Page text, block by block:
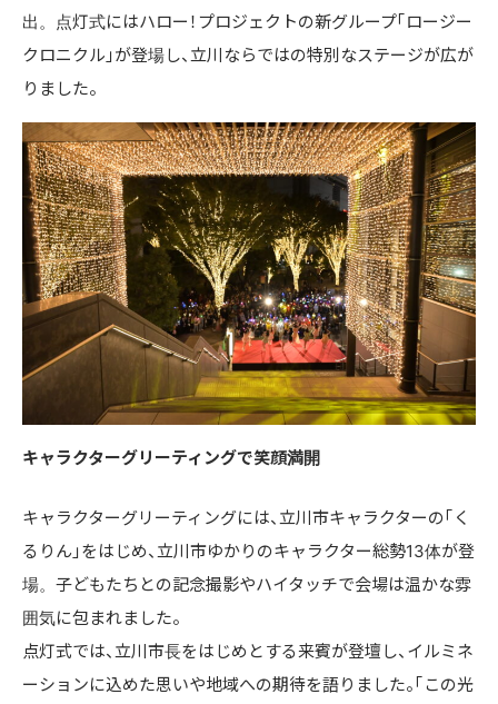
出。点灯式にはハロー！プロジェクトの新グループ「ロージー
クロニクル」が登場し、立川ならではの特別なステージが広が
りました。
キャラクターグリーティングで笑顔満開
キャラクターグリーティングには、立川市キャラクターの「く
るりん」をはじめ、立川市ゆかりのキャラクター総勢13体が登
場。子どもたちとの記念撮影やハイタッチで会場は温かな雰
囲気に包まれました。
点灯式では、立川市長をはじめとする来賓が登壇し、イルミネ
ーションに込めた思いや地域への期待を語りました。「この光